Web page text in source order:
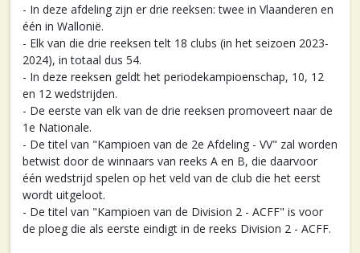
- In deze afdeling zijn er drie reeksen: twee in Vlaanderen en
één in Wallonië.
- Elk van die drie reeksen telt 18 clubs (in het seizoen 2023-
2024), in totaal dus 54.
- In deze reeksen geldt het periodekampioenschap, 10, 12
en 12 wedstrijden.
- De eerste van elk van de drie reeksen promoveert naar de
1e Nationale.
- De titel van "Kampioen van de 2e Afdeling - VV" zal worden
betwist door de winnaars van reeks A en B, die daarvoor
één wedstrijd spelen op het veld van de club die het eerst
wordt uitgeloot.
- De titel van "Kampioen van de Division 2 - ACFF" is voor
de ploeg die als eerste eindigt in de reeks Division 2 - ACFF.